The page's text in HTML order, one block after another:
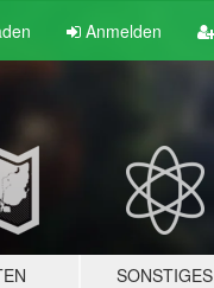
Anmelden
SONSTIGES